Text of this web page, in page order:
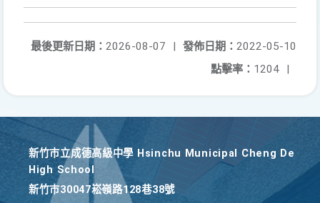
發佈日期： 2022-05-10
最後更新日期： 2026-08-07
|
點擊率： 1204 |
新竹巿立成德高級中學 Hsinchu Municipal Cheng De
High School
新竹巿30047崧嶺路128巷38號